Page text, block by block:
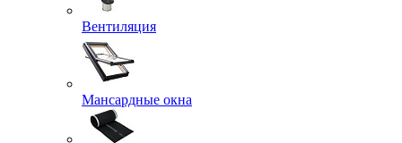
Вентиляция
Мансардные окна